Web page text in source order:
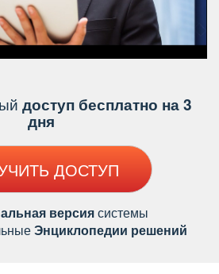
доступ бесплатно на 3
дня
ДОСТУП
версиясистемы
Энциклопедии решений